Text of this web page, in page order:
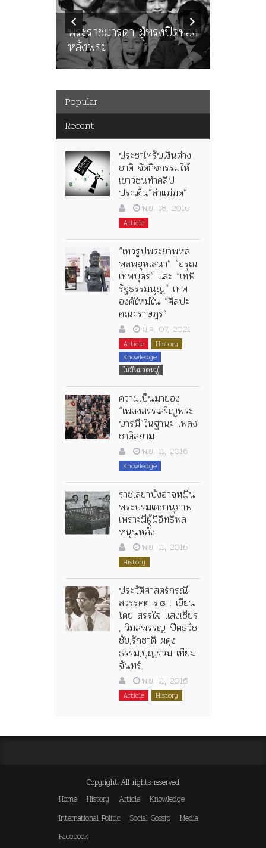
พระราชมารดา ผู้ทรงปิดทอง
หลังพระ
Popular
Recent
ประชาไทรับเงินต่าง
ชาติ จัดกิจกรรมให้
เยาวชนทำคลิป
ประเด็น”ล่าแม่มด”
พ.ย. 18, 2016
Article
“เทวรูปพระยาพหล
พลพยุหเสนา” “อรุณ
เทพบุตร” และ “เทพี
รัฐธรรมนูญ” เทพ
องค์ใหม่ใน “ศิลปะ
คณะราษฎร”
ม.ค. 07, 2021
Article
History
Knowledge
ไม่มีหมวดหมู่
ความเป็นมาของ
“เพลงสรรเสริญพระ
บารมี”ในฐานะ เพลง
ชาติสยาม
พ.ย. 11, 2016
Knowledge
ราชเลขาบังอาจหมิ่น
พระบรมเดชานุภาพ
เพราะมีผู้มีอิทธิพล
หนุนหลัง
พ.ย. 11, 2016
History
ประวัติศาสตร์กรณี
สวรรคต ร.๘ : เขียน
โดย สรรใจ แสงเชียร
, วิมลพรรญ ปีตธวัช
ชัย,รักชาติ ผดุง
ธรรม,บุญร่วม เทียม
จันทร์
พ.ย. 11, 2016
Article History
Copyright All rights reserved
Home
History Article
Knowledge
International Politic
Social Gossip
Media
Facebook